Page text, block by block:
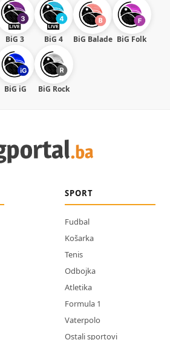
BiG 3 BiG 4 BiG Balade BiG Folk
BiG iG BiG Rock
SPORT
Fudbal
Košarka
Tenis
Odbojka
Atletika
Formula 1
Vaterpolo
Ostali sportovi